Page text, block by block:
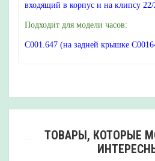
входящий в корпус и на клипсу
Подходит для модели часов:
C001.647 (на задней крышке
ТОВАРЫ, КОТОРЫЕ